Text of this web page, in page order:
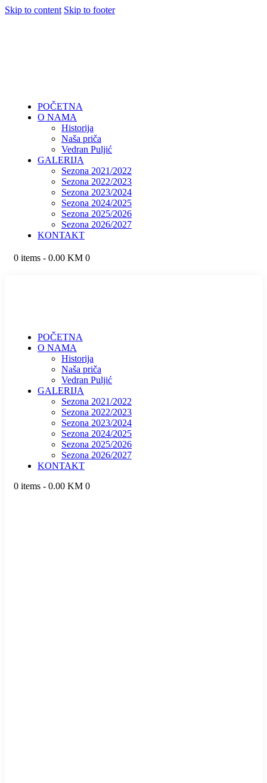
Skip to content Skip to footer
POČETNA
O NAMA
Historija
Naša priča
Vedran Puljić
GALERIJA
Sezona 2021/2022
Sezona 2022/2023
Sezona 2023/2024
Sezona 2024/2025
Sezona 2025/2026
Sezona 2026/2027
KONTAKT
0 items - 0.00 KM 0
POČETNA
O NAMA
Historija
Naša priča
Vedran Puljić
GALERIJA
Sezona 2021/2022
Sezona 2022/2023
Sezona 2023/2024
Sezona 2024/2025
Sezona 2025/2026
Sezona 2026/2027
KONTAKT
0 items - 0.00 KM 0